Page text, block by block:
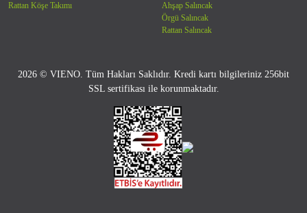
Rattan Köşe Takımı
Ahşap Salıncak
Örgü Salıncak
Rattan Salıncak
2026 © VIENO. Tüm Hakları Saklıdır. Kredi kartı bilgileriniz 256bit
SSL sertifikası ile korunmaktadır.